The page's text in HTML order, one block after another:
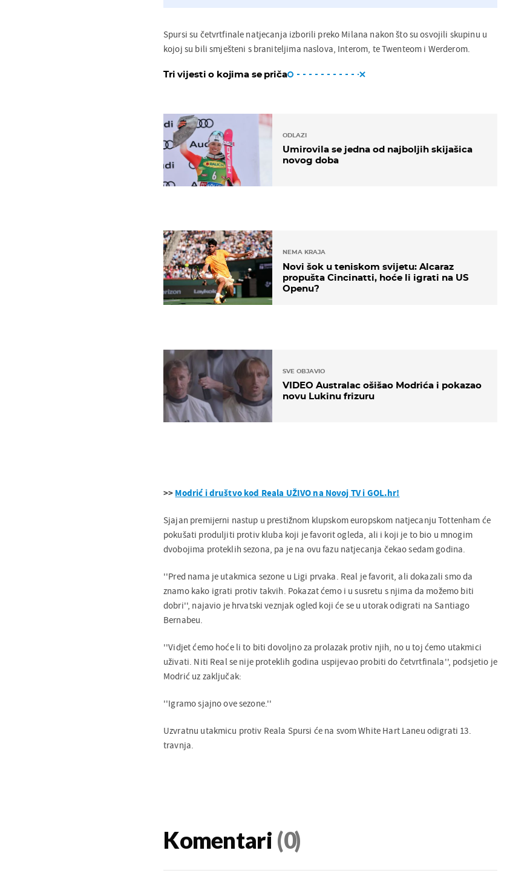
Spursi su četvrtfinale natjecanja izborili preko Milana nakon što su osvojili skupinu u
kojoj su bili smješteni s braniteljima naslova, Interom, te Twenteom i Werderom.
Tri vijesti o kojima se priča
ODLAZI
Umirovila se jedna od najboljih skijašica
novog doba
NEMA KRAJA
Novi šok u teniskom svijetu: Alcaraz
propušta Cincinatti, hoće li igrati na US
Openu?
SVE OBJAVIO
VIDEO Australac ošišao Modrića i pokazao
novu Lukinu frizuru
>> Modrić i društvo kod Reala UŽIVO na Novoj TV i GOL.hr!
Sjajan premijerni nastup u prestižnom klupskom europskom natjecanju Tottenham će
pokušati produljiti protiv kluba koji je favorit ogleda, ali i koji je to bio u mnogim
dvobojima proteklih sezona, pa je na ovu fazu natjecanja čekao sedam godina.
''Pred nama je utakmica sezone u Ligi prvaka. Real je favorit, ali dokazali smo da
znamo kako igrati protiv takvih. Pokazat ćemo i u susretu s njima da možemo biti
dobri'', najavio je hrvatski veznjak ogled koji će se u utorak odigrati na Santiago
Bernabeu.
''Vidjet ćemo hoće li to biti dovoljno za prolazak protiv njih, no u toj ćemo utakmici
uživati. Niti Real se nije proteklih godina uspijevao probiti do četvrtfinala'', podsjetio je
Modrić uz zaključak:
''Igramo sjajno ove sezone.''
Uzvratnu utakmicu protiv Reala Spursi će na svom White Hart Laneu odigrati 13.
travnja.
Komentari (0)